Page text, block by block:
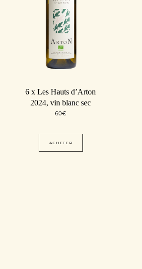
6 x Les Hauts d’Arton
2024, vin blanc sec
60€
ACHETER